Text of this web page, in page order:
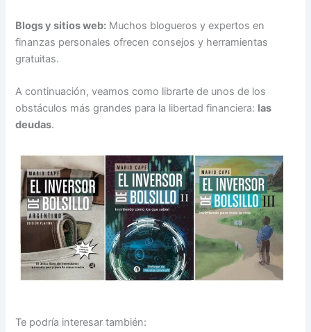
Blogs y sitios web: Muchos blogueros y expertos en
finanzas personales ofrecen consejos y herramientas
gratuitas.
A continuación, veamos como librarte de unos de los
obstáculos más grandes para la libertad financiera: las
deudas.
Te podría interesar también: